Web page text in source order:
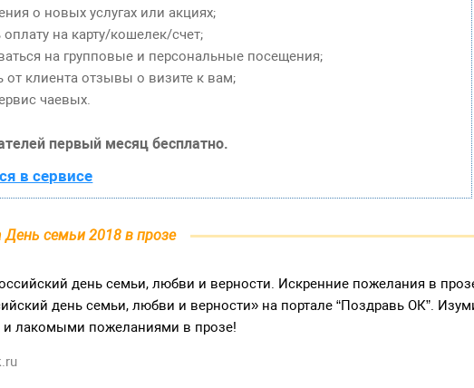
о новых услугах или акциях;
на карту/кошелек/счет;
на групповые и персональные посещения;
клиента отзывы о визите к вам;
чаевых.
первый месяц бесплатно.
в сервисе
День семьи 2018 в прозе
день семьи, любви и верности. Искренние пожелания в
день семьи, любви и верности» на портале “Поздравь ОК”.
и лакомыми пожеланиями в прозе!